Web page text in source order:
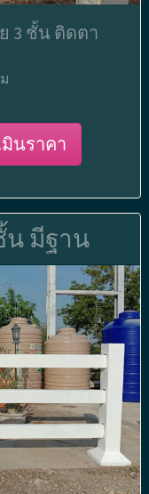
3 ชั้น ติดตา
นราคา
น มีฐาน